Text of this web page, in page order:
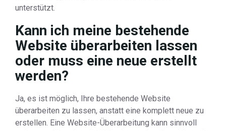
unterstützt.
Kann ich meine bestehende
Website überarbeiten lassen
oder muss eine neue erstellt
werden?
Ja, es ist möglich, Ihre bestehende Website
überarbeiten zu lassen, anstatt eine komplett neue zu
erstellen. Eine Website-Überarbeitung kann sinnvoll